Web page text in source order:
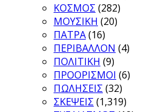
ΚΟΣΜΟΣ (282)
ΜΟΥΣΙΚΗ (20)
ΠΑΤΡΑ(16)
ΠΕΡΙΒΑΛΛΟΝ (4)
ΠΟΛΙΤΙΚΗ (9)
ΠΡΟΟΡΙΣΜΟΙ (6)
ΠΩΛΗΣΕΙΣ (32)
ΣΚΕΨΕΙΣ (1,319)